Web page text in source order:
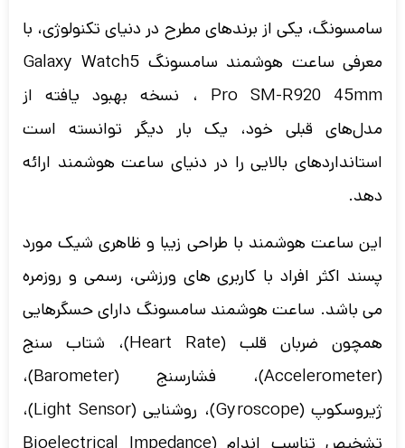
سامسونگ، یکی از برندهای مطرح در دنیای تکنولوژی، با
معرفی ساعت هوشمند سامسونگ Galaxy Watch5
Pro SM-R920 45mm ، نسخه بهبود یافته از
مدل‌های قبلی خود، یک بار دیگر توانسته است
استانداردهای بالایی را در دنیای ساعت هوشمند ارائه
دهد.
این ساعت هوشمند با طراحی زیبا و ظاهری شیک مورد
پسند اکثر افراد با کاربری های ورزشی، رسمی و روزمره
می باشد. ساعت هوشمند سامسونگ دارای حسگرهایی
همچون ضربان قلب (Heart Rate)، شتاب سنج
(Accelerometer)، فشارسنج (Barometer)،
ژیروسکوپ (Gyroscope)، روشنایی (Light Sensor)،
تشخیص تناسب اندام (Bioelectrical Impedance